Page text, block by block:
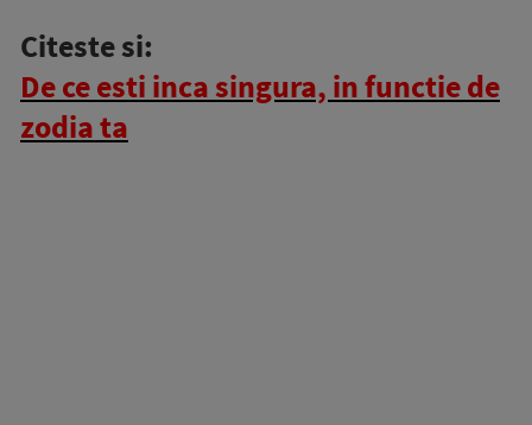
Citeste si:
De ce esti inca singura, in functie de
zodia ta